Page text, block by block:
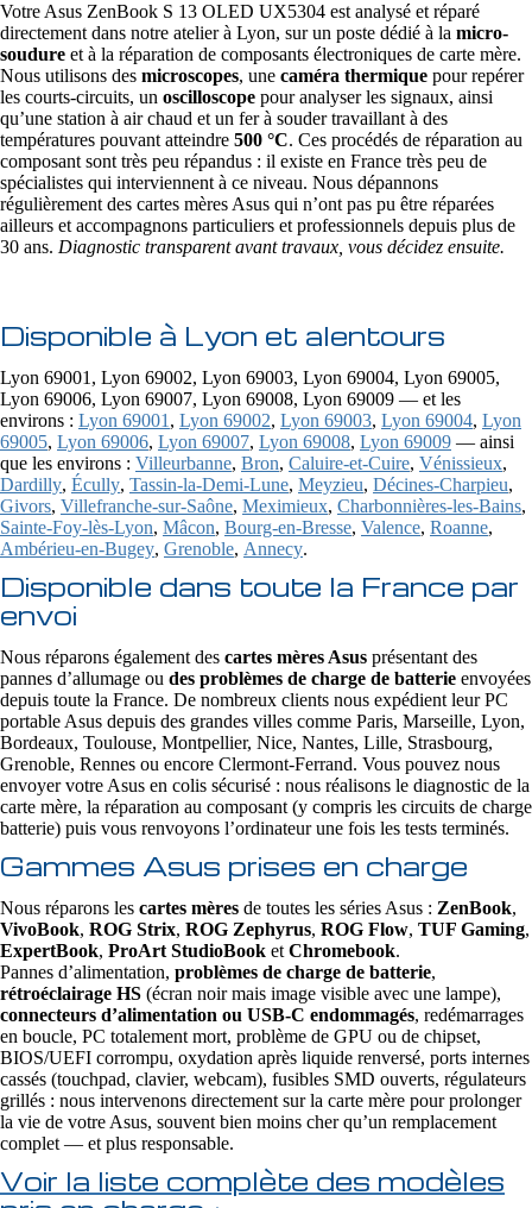
Votre Asus ZenBook S 13 OLED UX5304 est analysé et réparé
directement dans notre atelier à Lyon, sur un poste dédié à la micro-
soudure et à la réparation de composants électroniques de carte mère.
Nous utilisons des microscopes, une caméra thermique pour repérer
les courts-circuits, un oscilloscope pour analyser les signaux, ainsi
qu’une station à air chaud et un fer à souder travaillant à des
températures pouvant atteindre 500 °C. Ces procédés de réparation au
composant sont très peu répandus : il existe en France très peu de
spécialistes qui interviennent à ce niveau. Nous dépannons
régulièrement des cartes mères Asus qui n’ont pas pu être réparées
ailleurs et accompagnons particuliers et professionnels depuis plus de
30 ans. Diagnostic transparent avant travaux, vous décidez ensuite.
Disponible à Lyon et alentours
Lyon 69001, Lyon 69002, Lyon 69003, Lyon 69004, Lyon 69005,
Lyon 69006, Lyon 69007, Lyon 69008, Lyon 69009 — et les
environs : Lyon 69001 , Lyon 69002, Lyon 69003, Lyon 69004, Lyon
69005, Lyon 69006, Lyon 69007, Lyon 69008, Lyon 69009 — ainsi
que les environs : Villeurbanne, Bron, Caluire-et-Cuire, Vénissieux,
Dardilly, Écully, Tassin-la-Demi-Lune, Meyzieu, Décines-Charpieu,
Givors, Villefranche-sur-Saône, Meximieux, Charbonnières-les-Bains,
Sainte-Foy-lès-Lyon, Mâcon, Bourg-en-Bresse, Valence, Roanne,
Ambérieu-en-Bugey, Grenoble, Annecy.
Disponible dans toute la France par
envoi
Nous réparons également des cartes mères Asus présentant des
pannes d’allumage ou des problèmes de charge de batterie envoyées
depuis toute la France. De nombreux clients nous expédient leur PC
portable Asus depuis des grandes villes comme Paris, Marseille, Lyon,
Bordeaux, Toulouse, Montpellier, Nice, Nantes, Lille, Strasbourg,
Grenoble, Rennes ou encore Clermont-Ferrand. Vous pouvez nous
envoyer votre Asus en colis sécurisé : nous réalisons le diagnostic de la
carte mère, la réparation au composant (y compris les circuits de charge
batterie) puis vous renvoyons l’ordinateur une fois les tests terminés.
Gammes Asus prises en charge
Nous réparons les cartes mères de toutes les séries Asus : ZenBook,
VivoBook, ROG Strix, ROG Zephyrus, ROG Flow, TUF Gaming,
ExpertBook, ProArt StudioBook et Chromebook.
Pannes d’alimentation, problèmes de charge de batterie,
rétroéclairage HS (écran noir mais image visible avec une lampe),
connecteurs d’alimentation ou USB‑C endommagés, redémarrages
en boucle, PC totalement mort, problème de GPU ou de chipset,
BIOS/UEFI corrompu, oxydation après liquide renversé, ports internes
cassés (touchpad, clavier, webcam), fusibles SMD ouverts, régulateurs
grillés : nous intervenons directement sur la carte mère pour prolonger
la vie de votre Asus, souvent bien moins cher qu’un remplacement
complet — et plus responsable.
Voir la liste complète des modèles